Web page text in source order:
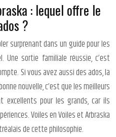
: lequel offre le
?
surprenant dans un guide pour les
Une sortie familiale réussie, c’est
Si vous avez aussi des ados, la
nouvelle, c’est que les meilleurs
pour les grands, car ils
Voiles en Voiles et Arbraska
de cette philosophie.